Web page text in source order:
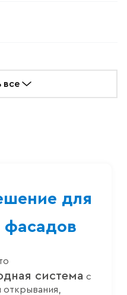
все
для
фасадов
система с